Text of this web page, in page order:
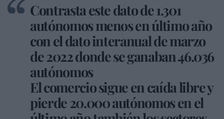
Contrasta este dato de 1.301
autónomos menos en último año
con el dato interanual de marzo
de 2022 donde se ganaban 46.036
autónomos
El comercio sigue en caída libre y
pierde 20.000 autónomos en el